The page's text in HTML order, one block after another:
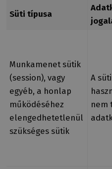
Süti típusa
Munkamenet sütik
(session), vagy
egyéb, a honlap
működéséhez
elengedhetetlenül
szükséges sütik
A süti
nem